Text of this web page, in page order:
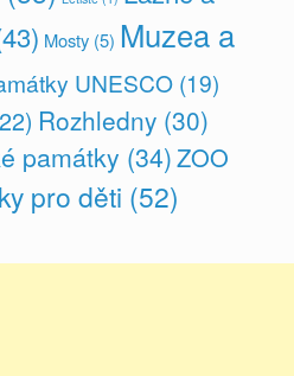
Mosty (5) Muzea a
UNESCO (19)
Rozhledny (30)
památky (34)ZOO
pro děti (52)